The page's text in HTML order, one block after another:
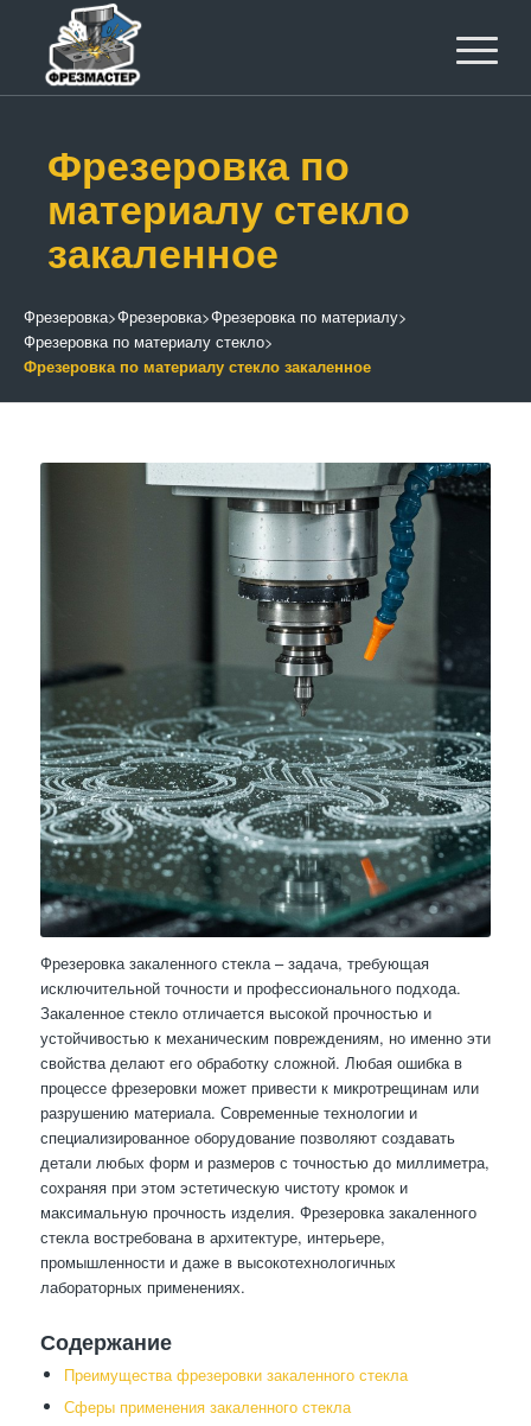
Фрезеровка по
материалу стекло
закаленное
Фрезеровка>Фрезеровка>Фрезеровка по материалу>
Фрезеровка по материалу стекло>
Фрезеровка по материалу стекло закаленное
Фрезеровка закаленного стекла – задача, требующая
исключительной точности и профессионального подхода.
Закаленное стекло отличается высокой прочностью и
устойчивостью к механическим повреждениям, но именно эти
свойства делают его обработку сложной. Любая ошибка в
процессе фрезеровки может привести к микротрещинам или
разрушению материала. Современные технологии и
специализированное оборудование позволяют создавать
детали любых форм и размеров с точностью до миллиметра,
сохраняя при этом эстетическую чистоту кромок и
максимальную прочность изделия. Фрезеровка закаленного
стекла востребована в архитектуре, интерьере,
промышленности и даже в высокотехнологичных
лабораторных применениях.
Содержание
Преимущества фрезеровки закаленного стекла
Сферы применения закаленного стекла